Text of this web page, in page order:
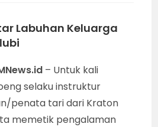
Labuhan Keluarga
– Untuk kali
selaku instruktur
penata tari dari Kraton
memetik pengalaman